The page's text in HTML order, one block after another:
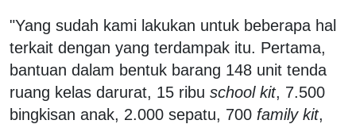
"Yang sudah kami lakukan untuk beberapa hal
terkait dengan yang terdampak itu. Pertama,
bantuan dalam bentuk barang 148 unit tenda
ruang kelas darurat, 15 ribu school kit, 7.500
bingkisan anak, 2.000 sepatu, 700 family kit,